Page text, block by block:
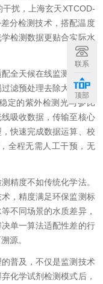
扰，上海玄天XTCOD-
分检测技术，搭配温度
检测数据更贴合实际水
全天候在线监测场景。
滤预处理去除大颗粒杂
定的紫外检测光与参比
吸收数据，传输至核心
快速完成数据运算、校
全程无需人工干预，无
精度不如传统化学法。
，精度满足环保监测标
不同场景的水质差异，
单一算法适配性差的行
源。
普及，不仅是监测技术
化学试剂检测模式后，
联系
顶部